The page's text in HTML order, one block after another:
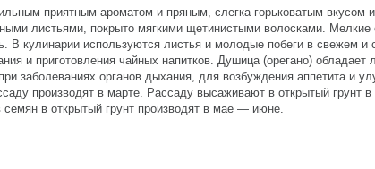
приятным ароматом и пряным, слегка горьковатым вкусом
листьями, покрыто мягкими щетинистыми волосками. Мелкие
В кулинарии используются листья и молодые побеги в свежем
и приготовления чайных напитков. Душица (орегано)
заболеваниях органов дыхания, для возбуждения аппетита и
производят в марте. Рассаду высаживают в открытый
в открытый грунт производят в мае — июне.